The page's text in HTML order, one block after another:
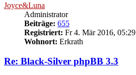
Joyce&Luna
Administrator
Beiträge: 655
Registriert: Fr 4. Mär 2016, 05:29
Wohnort: Erkrath
Re: Black-Silver phpBB 3.3